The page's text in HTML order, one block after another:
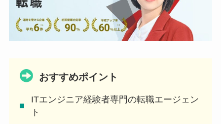
おすすめポイント
ITエンジニア経験者専門の転職エージェン
ト